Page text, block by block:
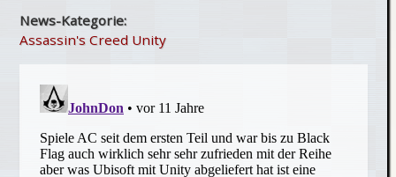
News-Kategorie:
Assassin's Creed Unity